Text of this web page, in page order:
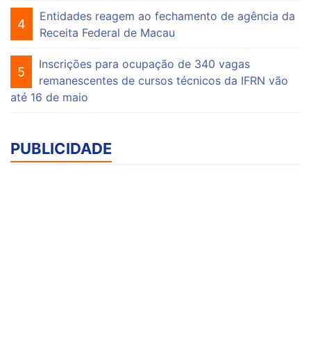
4
Entidades reagem ao fechamento de agência da
Receita Federal de Macau
5
Inscrições para ocupação de 340 vagas
remanescentes de cursos técnicos da IFRN vão
até 16 de maio
PUBLICIDADE